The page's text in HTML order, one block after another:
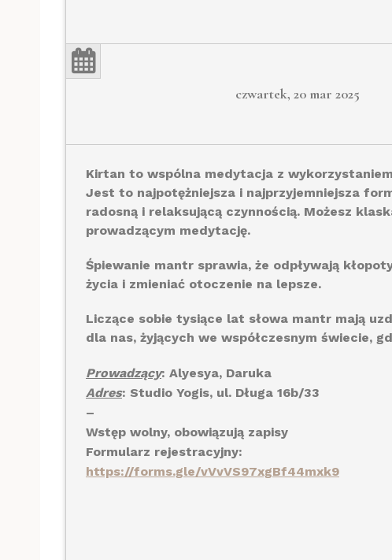
czwartek, 20 mar 2025
Kirtan to wspólna medytacja z
Jest to najpotężniejsza i najprzyjemniejsza
radosną i relaksującą czynnością. Możesz
prowadzącym medytację.
Śpiewanie mantr sprawia, że odpływają
życia i zmieniać otoczenie na lepsze.
Liczące sobie tysiące lat słowa mantr mają
dla nas, żyjących we współczesnym świecie,
Prowadzący: Alyesya, Daruka
Adres: Studio Yogis, ul. Długa 16b/33
–
Wstęp wolny, obowiązują zapisy
Formularz rejestracyjny:
https://forms.gle/vVvVS97xgBf44mxk9